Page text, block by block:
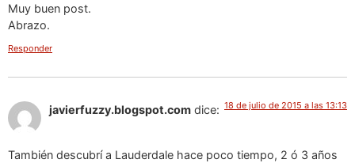
Muy buen post.
Abrazo.
Responder
javierfuzzy.blogspot.com dice: 18 de julio de 2015 a las 13:13
También descubrí a Lauderdale hace poco tiempo, 2 ó 3 años